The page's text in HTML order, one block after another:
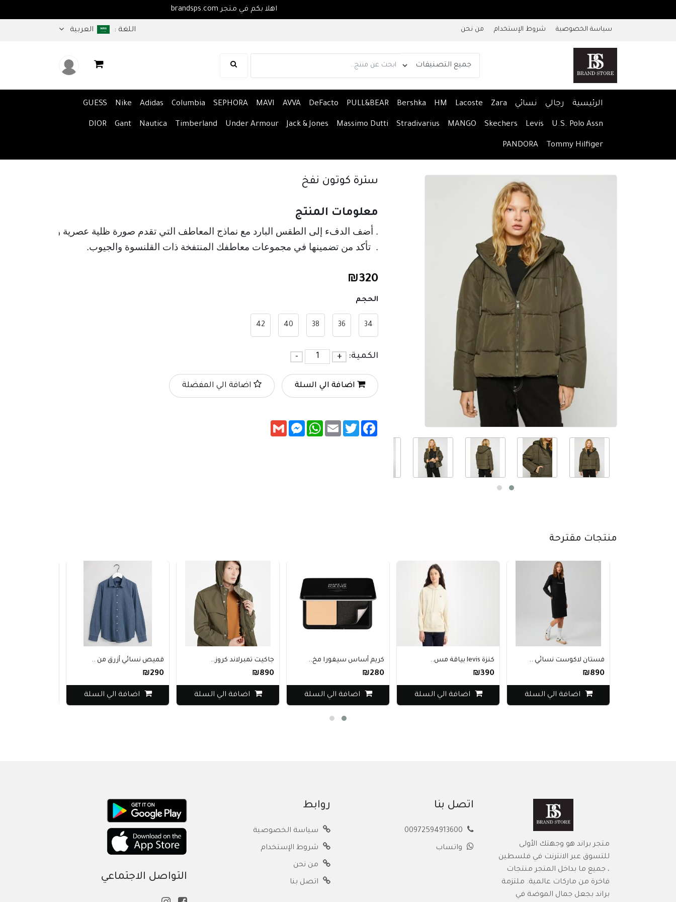
اهلا بكم في متجر brandsps.com
سياسة الخصوصية شروط الإستخدام من نحن اللغة : العربية
الرئيسية رجالي نسائي Zara
Lacoste
HM
Bershka
PULL&BEAR
DeFacto
AVVA
MAVI
SEPHORA
Columbia
Adidas
Nike
GUESS
U.S. Polo Assn
Levis
Skechers
MANGO
Stradivarius
Massimo Dutti
Jack & Jones
Under Armour
Timberland
Nautica
Gant
DIOR
Tommy Hilfiger
PANDORA
سترة كوتون نفخ
معلومات المنتج
. أضف الدفء إلى الطقس البارد مع نماذج المعاطف التي تقدم صورة ظلية عصرية وأنيقة!
.  تأكد من تضمينها في مجموعات معاطفك المنتفخة ذات القلنسوة والجيوب.
₪320
الحجم
34
36
38
40
42
الكمية: +
-
اضافة الي السلة اضافة الي المفضلة
Facebook
Twitter
Email
WhatsApp
Messenger
Gmail
منتجات مقترحة
فستان لاكوست نسائي ..
₪890
اضافة الي السلة
كنزة levis بياقة مس..
₪390
اضافة الي السلة
كريم أساس سيفورا مخ..
₪280
اضافة الي السلة
جاكيت تمبرلاند كروز..
₪890
اضافة الي السلة
قميص نسائي أزرق من ..
₪290
اضافة الي السلة
متجر براند هو وجهتك الأولى
للتسوق عبر الانترنت في فلسطين
، جميع ما بداخل المتجر منتجات
فاخرة من ماركات عالمية. ملتزمة
براند بجعل جمال الموضة في
اتصل بنا
واتساب
روابط
سياسة الخصوصية
شروط الإستخدام
من نحن
اتصل بنا التواصل الاجتماعي